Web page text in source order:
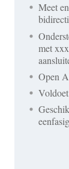
Meet
met
Open